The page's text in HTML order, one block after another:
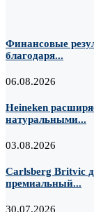
Финансовые
благодаря...
06.08.2026
Heineken
натуральными...
03.08.2026
Carlsberg Britvic
премиальный...
30.07.2026